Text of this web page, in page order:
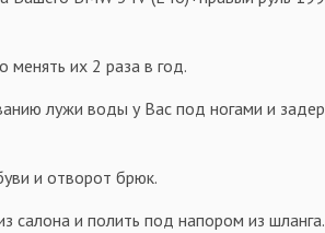
их 2 раза в год.
лужи воды у Вас под ногами и
и отворот брюк.
салона и полить под напором из